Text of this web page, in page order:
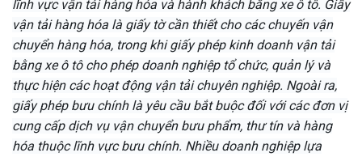
lĩnh vực vận tải hàng hóa và hành khách bằng xe ô tô. Giấy
vận tải hàng hóa là giấy tờ cần thiết cho các chuyến vận
chuyển hàng hóa, trong khi giấy phép kinh doanh vận tải
bằng xe ô tô cho phép doanh nghiệp tổ chức, quản lý và
thực hiện các hoạt động vận tải chuyên nghiệp. Ngoài ra,
giấy phép bưu chính là yêu cầu bắt buộc đối với các đơn vị
cung cấp dịch vụ vận chuyển bưu phẩm, thư tín và hàng
hóa thuộc lĩnh vực bưu chính. Nhiều doanh nghiệp lựa